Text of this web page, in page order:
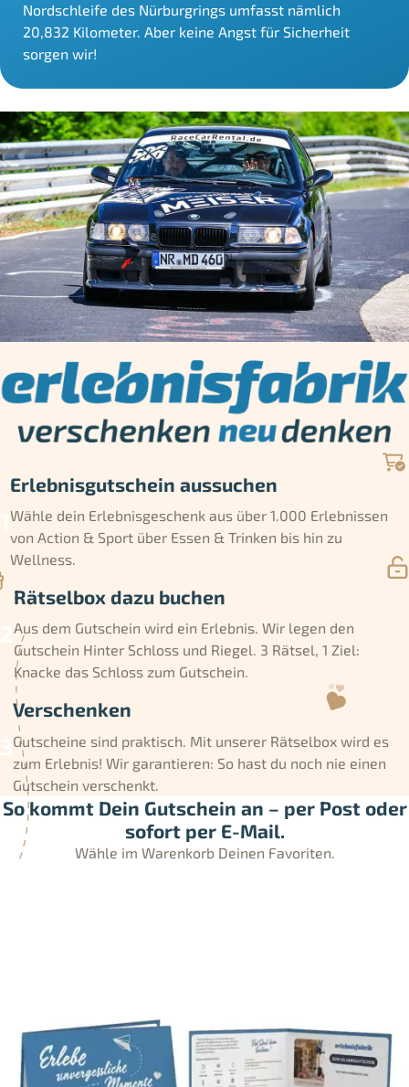
Nordschleife des Nürburgrings umfasst nämlich
20,832 Kilometer. Aber keine Angst für Sicherheit
sorgen wir!
Erlebnisgutschein aussuchen
Wähle dein Erlebnisgeschenk aus über 1.000 Erlebnissen
von Action & Sport über Essen & Trinken bis hin zu
Wellness.
Rätselbox dazu buchen
Aus dem Gutschein wird ein Erlebnis. Wir legen den
Gutschein Hinter Schloss und Riegel. 3 Rätsel, 1 Ziel:
Knacke das Schloss zum Gutschein.
Verschenken
Gutscheine sind praktisch. Mit unserer Rätselbox wird es
zum Erlebnis! Wir garantieren: So hast du noch nie einen
Gutschein verschenkt.
So kommt Dein Gutschein an – per Post oder
sofort per E-Mail.
Wähle im Warenkorb Deinen Favoriten.